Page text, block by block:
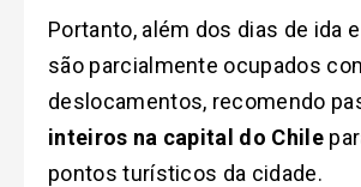
Portanto, além dos dias de ida
são parcialmente ocupados
deslocamentos, recomendo
inteiros na capital do Chile
pontos turísticos da cidade.